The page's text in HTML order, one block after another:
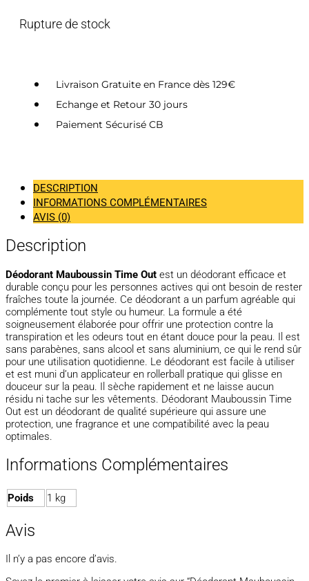
Rupture de stock
Livraison Gratuite en France dès 129€
Echange et Retour 30 jours
Paiement Sécurisé CB
DESCRIPTION
INFORMATIONS COMPLÉMENTAIRES
AVIS (0)
Description
Déodorant Mauboussin Time Out est un déodorant efficace et
durable conçu pour les personnes actives qui ont besoin de rester
fraîches toute la journée. Ce déodorant a un parfum agréable qui
complémente tout style ou humeur. La formule a été
soigneusement élaborée pour offrir une protection contre la
transpiration et les odeurs tout en étant douce pour la peau. Il est
sans parabènes, sans alcool et sans aluminium, ce qui le rend sûr
pour une utilisation quotidienne. Le déodorant est facile à utiliser
et est muni d’un applicateur en rollerball pratique qui glisse en
douceur sur la peau. Il sèche rapidement et ne laisse aucun
résidu ni tache sur les vêtements. Déodorant Mauboussin Time
Out est un déodorant de qualité supérieure qui assure une
protection, une fragrance et une compatibilité avec la peau
optimales.
Informations Complémentaires
Poids 1 kg
Avis
Il n’y a pas encore d’avis.